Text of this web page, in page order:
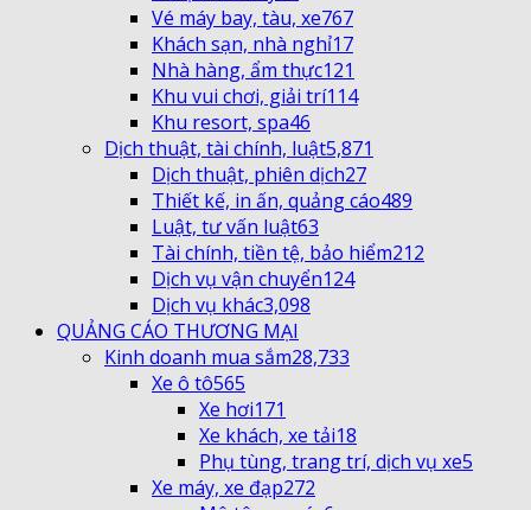
Vé máy bay, tàu, xe767
Khách sạn, nhà nghỉ17
Nhà hàng, ẩm thực121
Khu vui chơi, giải trí114
Khu resort, spa46
Dịch thuật, tài chính, luật5,871
Dịch thuật, phiên dịch27
Thiết kế, in ấn, quảng cáo489
Luật, tư vấn luật63
Tài chính, tiền tệ, bảo hiểm212
Dịch vụ vận chuyển124
Dịch vụ khác3,098
QUẢNG CÁO THƯƠNG MẠI
Kinh doanh mua sắm28,733
Xe ô tô565
Xe hơi171
Xe khách, xe tải18
Phụ tùng, trang trí, dịch vụ xe5
Xe máy, xe đạp272